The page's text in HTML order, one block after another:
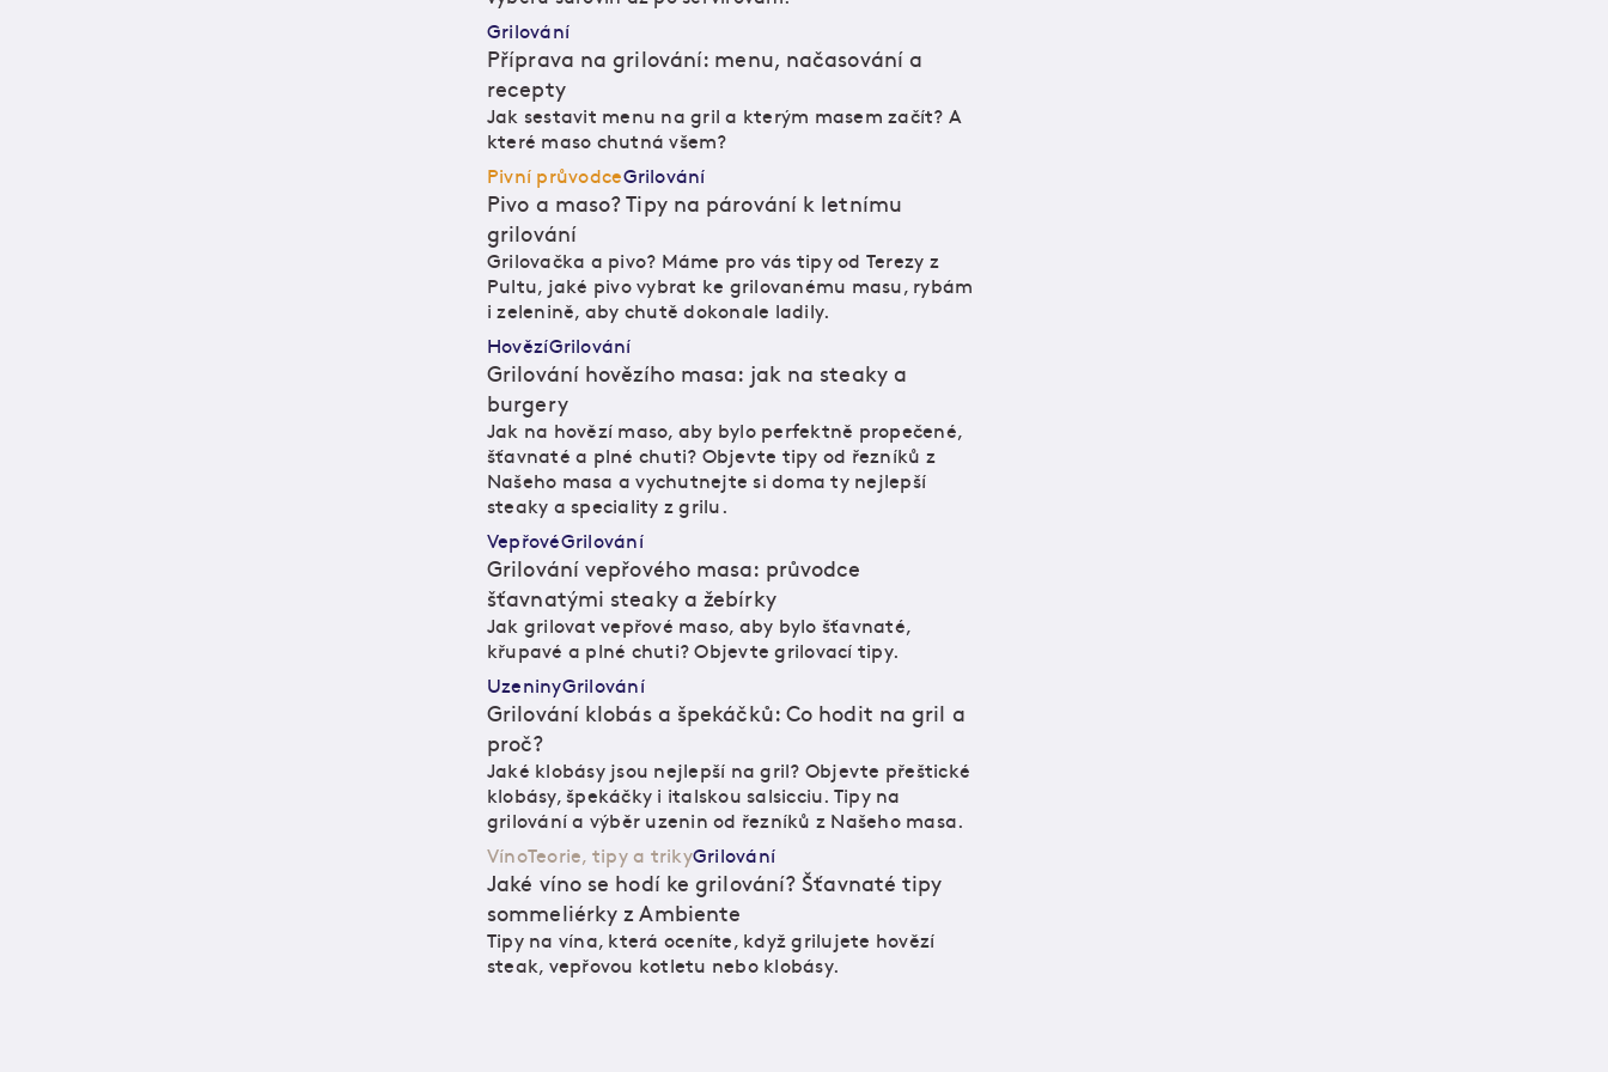
Grilování
Příprava na grilování: menu, načasování a
recepty
Jak sestavit menu na gril a kterým masem začít? A
které maso chutná všem?
Pivní průvodceGrilování
Pivo a maso? Tipy na párování k letnímu
grilování
Grilovačka a pivo? Máme pro vás tipy od Terezy z
Pultu, jaké pivo vybrat ke grilovanému masu, rybám
i zelenině, aby chutě dokonale ladily.
HovězíGrilování
Grilování hovězího masa: jak na steaky a
burgery
Jak na hovězí maso, aby bylo perfektně propečené,
šťavnaté a plné chuti? Objevte tipy od řezníků z
Našeho masa a vychutnejte si doma ty nejlepší
steaky a speciality z grilu.
VepřovéGrilování
Grilování vepřového masa: průvodce
šťavnatými steaky a žebírky
Jak grilovat vepřové maso, aby bylo šťavnaté,
křupavé a plné chuti? Objevte grilovací tipy.
UzeninyGrilování
Grilování klobás a špekáčků: Co hodit na gril a
proč?
Jaké klobásy jsou nejlepší na gril? Objevte přeštické
klobásy, špekáčky i italskou salsicciu. Tipy na
grilování a výběr uzenin od řezníků z Našeho masa.
VínoTeorie, tipy a trikyGrilování
Jaké víno se hodí ke grilování? Šťavnaté tipy
sommeliérky z Ambiente
Tipy na vína, která oceníte, když grilujete hovězí
steak, vepřovou kotletu nebo klobásy.